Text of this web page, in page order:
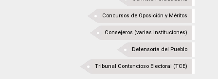
Concursos de Oposición y Méritos
Consejeros (varias instituciones)
Defensoría del Pueblo
Tribunal Contencioso Electoral (TCE)